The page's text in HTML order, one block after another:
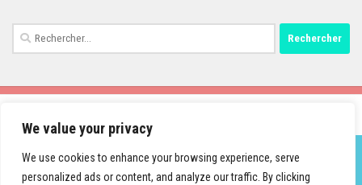
We value your privacy
We use cookies to enhance your browsing experience, serve
personalized ads or content, and analyze our traffic. By clicking
Rechercher :